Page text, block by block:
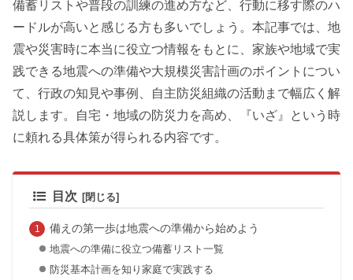
備蓄リストや普段の訓練の進め方など、行動に移す際のハ
ードルが高いと感じる方も多いでしょう。本記事では、地
震や災害時に本当に役立つ情報をもとに、家族や地域で実
践できる地震への準備や大規模災害計画のポイントについ
て、行政の知見や事例、自主防災組織の活動まで幅広く解
説します。自宅・地域の防災力を高め、『いざ』という時
に頼れる具体策が得られる内容です。
目次
備えの第一歩は地震への準備から始めよう
地震への準備に役立つ備蓄リスト一覧
防災基本計画を知り家庭で実践する